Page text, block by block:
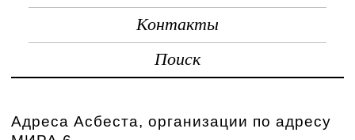
Контакты
Поиск
Адреса Асбеста, организации по адресу